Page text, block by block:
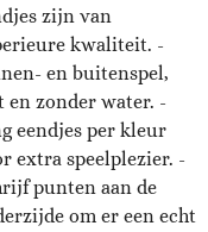
zijn van
kwaliteit. -
en buitenspel,
en zonder water. -
eendjes per kleur
extra speelplezier. -
punten aan de
om er een echt